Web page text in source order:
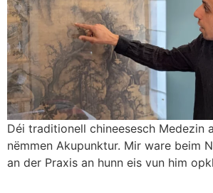
Déi traditionell chineesesch Medezin
nëmmen Akupunktur. Mir ware beim
an der Praxis an hunn eis vun him